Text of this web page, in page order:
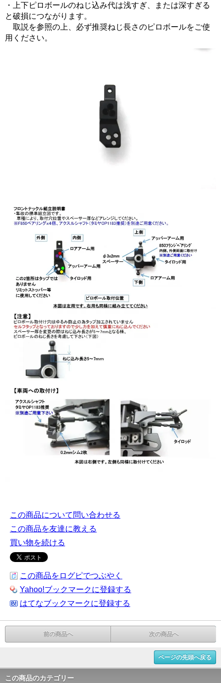
・上下ピロボールのねじ込み代は浅すぎ、または深すぎる
と破損につながります。
取説を参照の上、必ず推奨ねじ長さのピロボールをご使
用ください。
この商品について問い合わせる
この商品を友達に教える
買い物を続ける
この商品をログピでつぶやく
Yahoo!ブックマークに登録する
はてなブックマークに登録する
前の商品へ 次の商品へ
ページの先頭へ戻る
この商品のカテゴリー